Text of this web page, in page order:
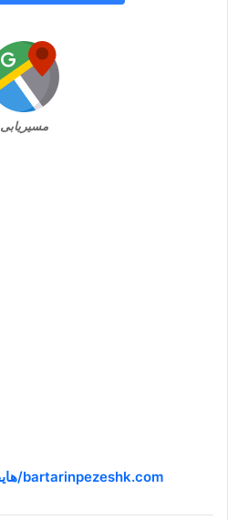
مسیریابی
bartarinpezeshk.com/هایفوتراپی-در-صادقیه/